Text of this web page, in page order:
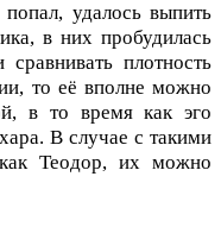
удалось выпить
в них пробудилась
плотность
то её вполне можно
в то время как эго
В случае с такими
Теодор, их можно